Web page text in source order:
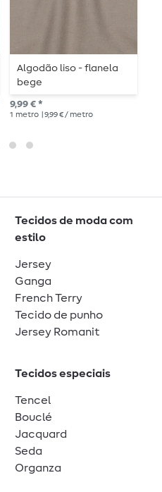
Algodão liso - flanela
bege
9,99 € *
1 metro | 9,99 € / metro
Tecidos de moda com
estilo
Jersey
Ganga
French Terry
Tecido de punho
Jersey Romanit
Tecidos especiais
Tencel
Bouclé
Jacquard
Seda
Organza